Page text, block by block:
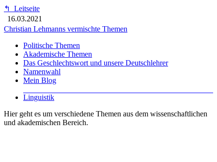
↰
Leitseite
16.03.2021
Christian Lehmanns vermischte Themen
Politische Themen
Akademische Themen
Das Geschlechtswort und unsere Deutschlehrer
Namenwahl
Mein Blog
Linguistik
Hier geht es um verschiedene Themen aus dem wissenschaftlichen
und akademischen Bereich.